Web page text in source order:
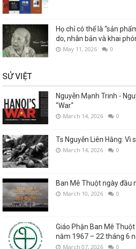
Họ chỉ có thể là “sản
do, nhân bản và khai
May 11, 2026 0
SỬ VIỆT
Nguyễn Mạnh Trinh -
"War"
March 14, 2026 0
Ts Nguyễn Liên Hằng: Vì
March 14, 2026 0
Ban Mê Thuột ngày đầu
March 10, 2026 0
Giáo Phận Ban Mê
năm 1967 – 22 tháng 6
March 07, 2026 0